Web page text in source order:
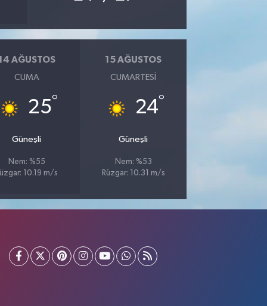
AĞUSTOS
CUMA
25°
Güneşli
Nem: %55
10.19 m/s
15 AĞUSTOS
CUMARTESI
24°
Güneşli
Nem: %53
Rüzgar: 10.31 m/s